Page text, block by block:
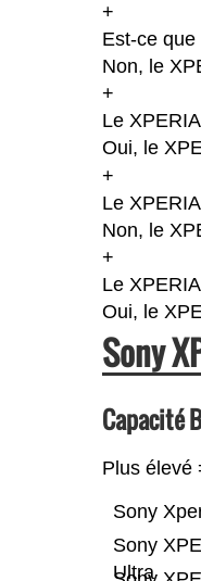
+
Est-ce
Non, le
+
Le
Oui, le
+
Le
Non, le
+
Le
Oui, le
Sony
Capacité
Plus élevé
Sony
Ultra
Sony